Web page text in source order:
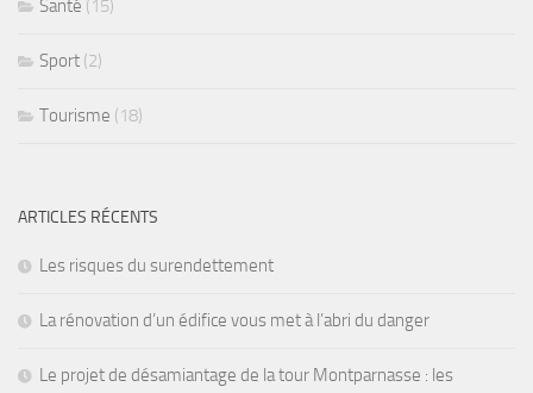
Santé (15)
Sport (2)
Tourisme (18)
ARTICLES RÉCENTS
Les risques du surendettement
La rénovation d’un édifice vous met à l’abri du danger
Le projet de désamiantage de la tour Montparnasse : les